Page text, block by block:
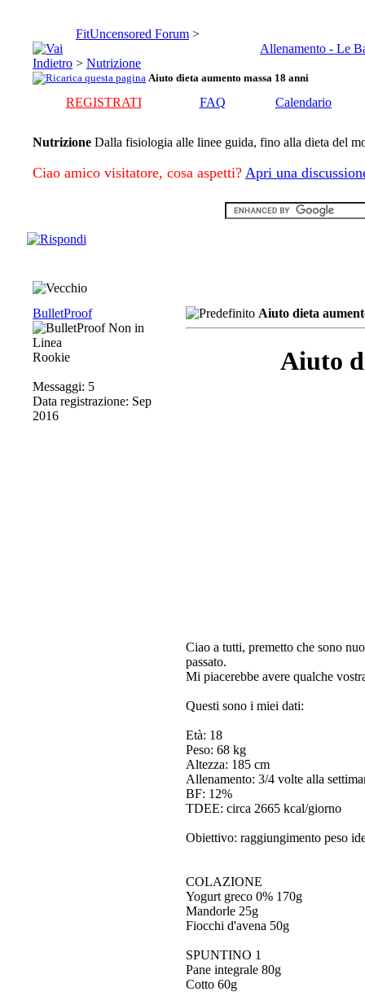
FitUncensored Forum >
Allenamento - Le
> Nutrizione
Aiuto dieta aumento massa 18 anni
REGISTRATI FAQ Calendario
Nutrizione Dalla fisiologia alle linee guida, fino alla dieta del
Ciao amico visitatore, cosa aspetti? Apri una
BulletProof
Rookie
Messaggi: 5
Data registrazione: Sep
2016
Aiuto dieta
Aiuto
Ciao a tutti, premetto che sono
passato.
Mi piacerebbe avere qualche
Questi sono i miei dati:
Età: 18
Peso: 68 kg
Altezza: 185 cm
Allenamento: 3/4 volte alla
BF: 12%
TDEE: circa 2665 kcal/giorno
Obiettivo: raggiungimento peso
COLAZIONE
Yogurt greco 0% 170g
Mandorle 25g
Fiocchi d'avena 50g
SPUNTINO 1
Pane integrale 80g
Cotto 60g